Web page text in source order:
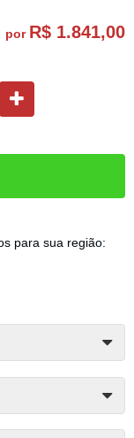
por R$ 1.841,00
para sua região: